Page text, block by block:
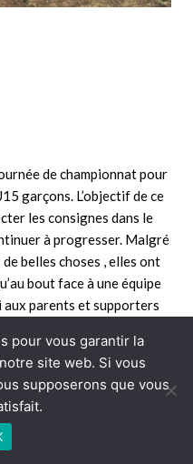
de championnat pour
garçons. L’objectif de ce
les consignes dans le
à progresser. Malgré
belles choses , elles ont
bout face à une équipe
aux parents et supporters
MAURELLI / Axelle
/ Léonie
/ Jade GUILLARD
Laurine LEMAIRE / Lucie
pour vous garantir la
site web. Si vous
supposerons que vous